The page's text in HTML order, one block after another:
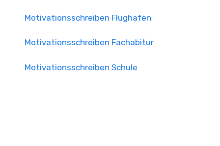
Motivationsschreiben Flughafen
Motivationsschreiben Fachabitur
Motivationsschreiben Schule